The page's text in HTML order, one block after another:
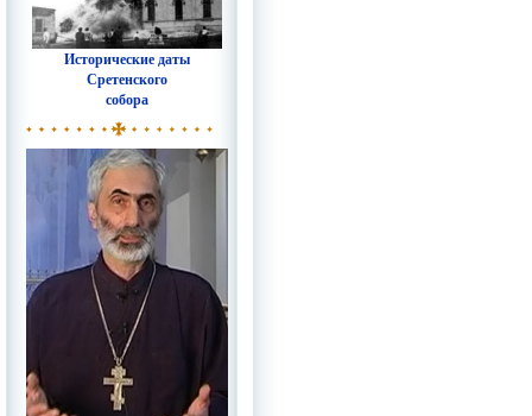
Исторические даты
Сретенского
собора